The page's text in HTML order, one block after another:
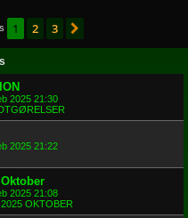
1 2 3
2025 21:30
2025 21:22
2025 21:08
OKTOBER